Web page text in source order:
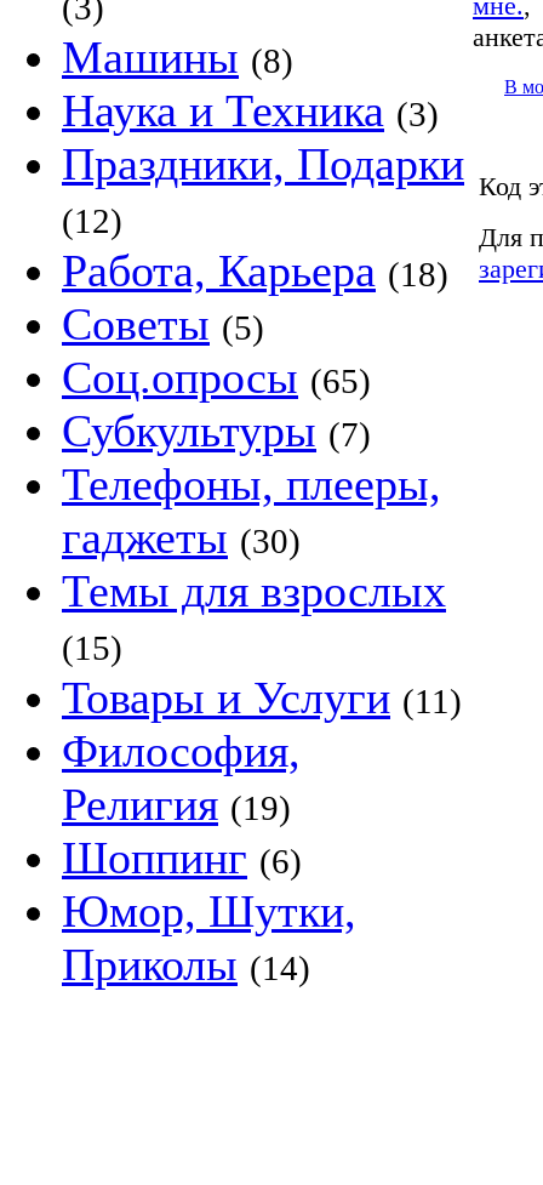
Машины (8)
Наука и Техника (3)
Праздники, Подарки
(12)
Работа, Карьера (18)
Советы (5)
Соц.опросы (65)
Субкультуры (7)
Телефоны, плееры,
гаджеты (30)
Темы для взрослых
(15)
Товары и Услуги (11)
Философия,
Религия (19)
Шоппинг (6)
Юмор, Шутки,
Приколы (14)
В
Код
Для